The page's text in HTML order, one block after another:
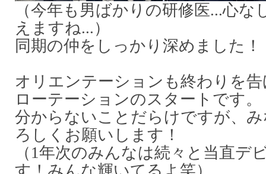
（今年も男ばかりの研修医...心な
えますね...）
同期の仲をしっかり深めました！
オリエンテーションも終わりを
ローテーションのスタートです。
分からないことだらけですが、
ろしくお願いします！
（1年次のみんなは続々と当直デ
す！みんな輝いてるよ笑）